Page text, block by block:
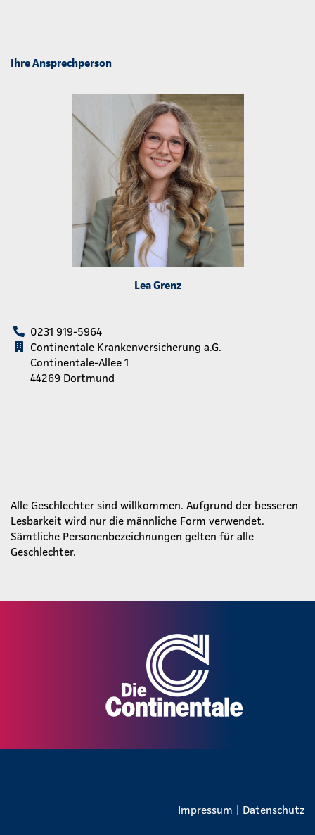
Ihre Ansprechperson
Lea Grenz
0231 919-5964
Continentale Krankenversicherung a.G.
Continentale-Allee 1
44269 Dortmund
Alle Geschlechter sind willkommen. Aufgrund der besseren
Lesbarkeit wird nur die männliche Form verwendet.
Sämtliche Personenbezeichnungen gelten für alle
Geschlechter.
Impressum | Datenschutz